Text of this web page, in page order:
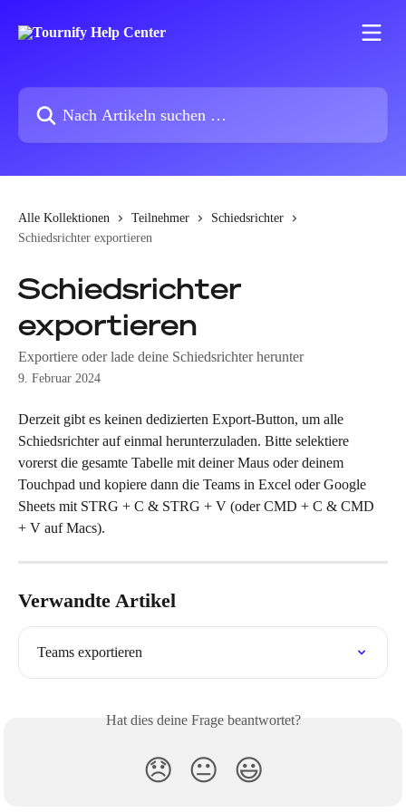
Nach Artikeln suchen …
Alle Kollektionen Teilnehmer
Schiedsrichter
Schiedsrichter exportieren
Schiedsrichter
exportieren
Exportiere oder lade deine Schiedsrichter herunter
9. Februar 2024
Derzeit gibt es keinen dedizierten Export-Button, um alle
Schiedsrichter auf einmal herunterzuladen. Bitte selektiere
vorerst die gesamte Tabelle mit deiner Maus oder deinem
Touchpad und kopiere dann die Teams in Excel oder Google
Sheets mit STRG + C & STRG + V (oder CMD + C & CMD
+ V auf Macs).
Verwandte Artikel
Teams exportieren
Hat dies deine Frage beantwortet?
😞 😐 😃